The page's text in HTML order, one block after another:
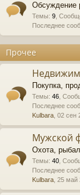
Обсуждение
Темы: 9
Последнее
Прочее
Покупка,
Темы: 46
Последнее
Kulbara , 02 сен
Мужской
Охота,
Темы: 40
Последнее
Kulbara , 25